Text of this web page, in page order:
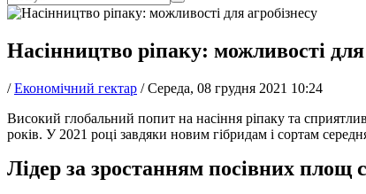
Насінництво ріпаку: можливості для
/ Економічний гектар /Середа, 08 грудня 2021 10:24
Високий глобальний попит на насіння ріпаку та
років. У 2021 році завдяки новим гібридам і сортам
Лідер за зростанням посівних площ